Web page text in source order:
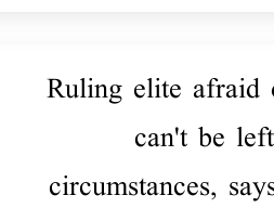
Ruling elite afraid
can't be
circumstances,